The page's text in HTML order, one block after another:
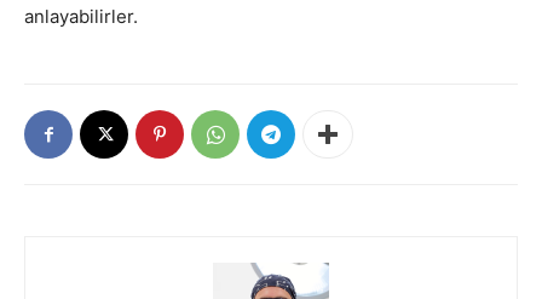
anlayabilirler.